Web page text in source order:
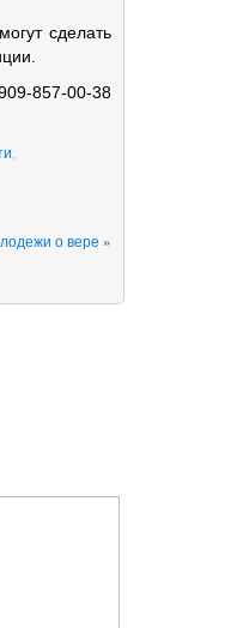
сделать
857-00-38
,
о вере »